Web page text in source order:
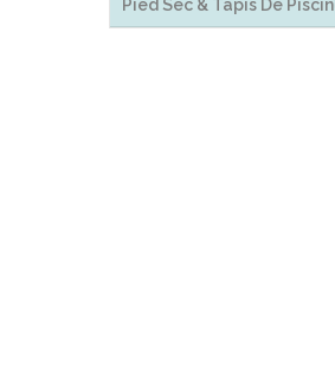
Pied Sec & Tapis De